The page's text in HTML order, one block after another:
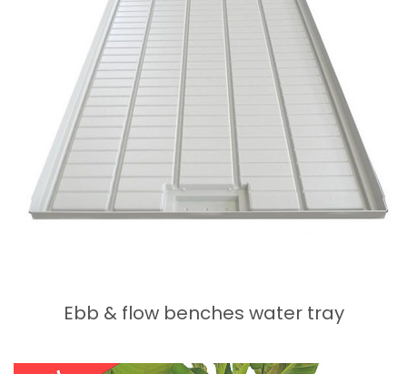
Ebb & flow benches water tray